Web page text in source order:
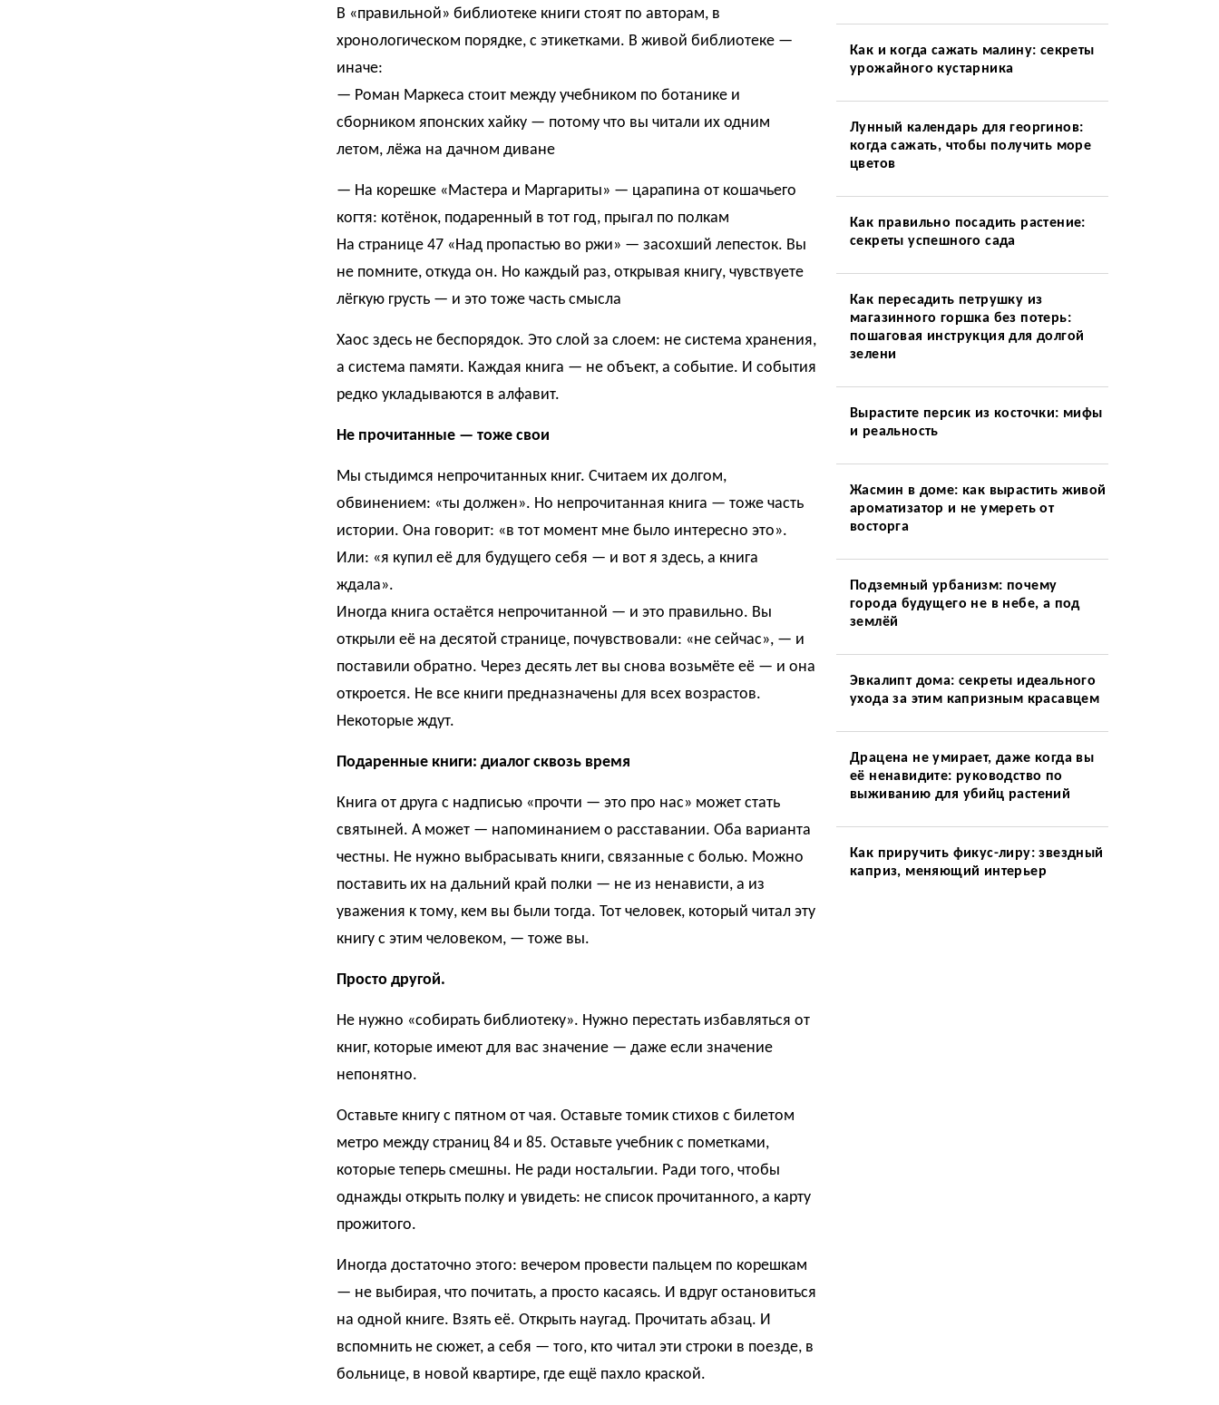
В «правильной» библиотеке книги стоят по авторам, в
хронологическом порядке, с этикетками. В живой библиотеке —
иначе:
— Роман Маркеса стоит между учебником по ботанике и
сборником японских хайку — потому что вы читали их одним
летом, лёжа на дачном диване
— На корешке «Мастера и Маргариты» — царапина от кошачьего
когтя: котёнок, подаренный в тот год, прыгал по полкам
На странице 47 «Над пропастью во ржи» — засохший лепесток. Вы
не помните, откуда он. Но каждый раз, открывая книгу, чувствуете
лёгкую грусть — и это тоже часть смысла
Хаос здесь не беспорядок. Это слой за слоем: не система хранения,
а система памяти. Каждая книга — не объект, а событие. И события
редко укладываются в алфавит.
Не прочитанные — тоже свои
Мы стыдимся непрочитанных книг. Считаем их долгом,
обвинением: «ты должен». Но непрочитанная книга — тоже часть
истории. Она говорит: «в тот момент мне было интересно это».
Или: «я купил её для будущего себя — и вот я здесь, а книга
ждала».
Иногда книга остаётся непрочитанной — и это правильно. Вы
открыли её на десятой странице, почувствовали: «не сейчас», — и
поставили обратно. Через десять лет вы снова возьмёте её — и она
откроется. Не все книги предназначены для всех возрастов.
Некоторые ждут.
Подаренные книги: диалог сквозь время
Книга от друга с надписью «прочти — это про нас» может стать
святыней. А может — напоминанием о расставании. Оба варианта
честны. Не нужно выбрасывать книги, связанные с болью. Можно
поставить их на дальний край полки — не из ненависти, а из
уважения к тому, кем вы были тогда. Тот человек, который читал эту
книгу с этим человеком, — тоже вы.
Просто другой.
Не нужно «собирать библиотеку». Нужно перестать избавляться от
книг, которые имеют для вас значение — даже если значение
непонятно.
Оставьте книгу с пятном от чая. Оставьте томик стихов с билетом
метро между страниц 84 и 85. Оставьте учебник с пометками,
которые теперь смешны. Не ради ностальгии. Ради того, чтобы
однажды открыть полку и увидеть: не список прочитанного, а карту
прожитого.
Иногда достаточно этого: вечером провести пальцем по корешкам
— не выбирая, что почитать, а просто касаясь. И вдруг остановиться
на одной книге. Взять её. Открыть наугад. Прочитать абзац. И
вспомнить не сюжет, а себя — того, кто читал эти строки в поезде, в
больнице, в новой квартире, где ещё пахло краской.
Как и когда сажать малину: секреты
урожайного кустарника
Лунный календарь для георгинов:
когда сажать, чтобы получить море
цветов
Как правильно посадить растение:
секреты успешного сада
Как пересадить петрушку из
магазинного горшка без потерь:
пошаговая инструкция для долгой
зелени
Вырастите персик из косточки: мифы
и реальность
Жасмин в доме: как вырастить живой
ароматизатор и не умереть от
восторга
Подземный урбанизм: почему
города будущего не в небе, а под
землёй
Эвкалипт дома: секреты идеального
ухода за этим капризным красавцем
Драцена не умирает, даже когда вы
её ненавидите: руководство по
выживанию для убийц растений
Как приручить фикус-лиру: звездный
каприз, меняющий интерьер